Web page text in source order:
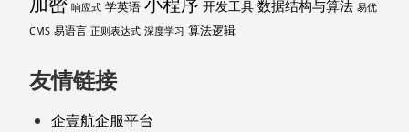
响应式 学英语 开发工具 数据结构与算法 易优
CMS 易语言 正则表达式 深度学习 算法逻辑
友情链接
企壹航企服平台